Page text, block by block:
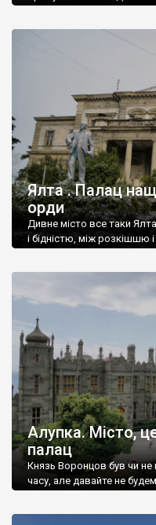
Ялта . Палац
орди
Дивне місто все таки
і бідністю, між розкішшю
Алупка. Місто,
палац
Князь Воронцов був чи
часу, але давайте не